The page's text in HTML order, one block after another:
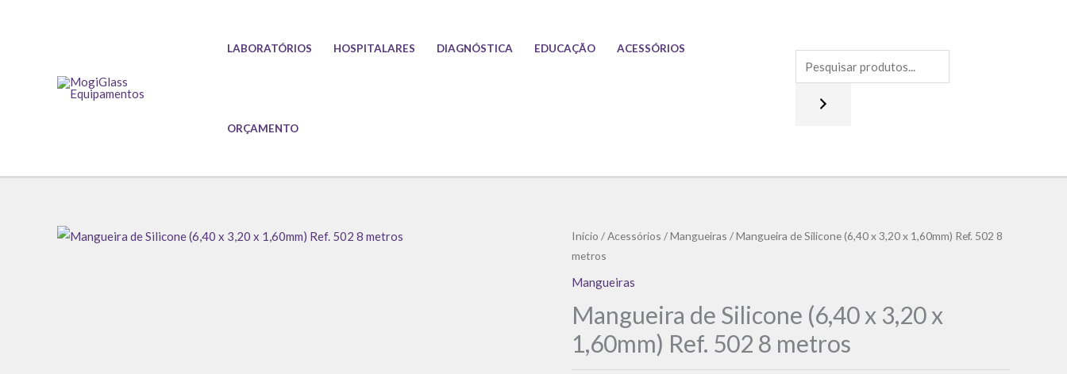
LABORATÓRIOS HOSPITALARES DIAGNÓSTICA EDUCAÇÃO ACESSÓRIOS
ORÇAMENTO
Início /Acessórios /Mangueiras / Mangueira de Silicone (6,40 x 3,20 x 1,60mm) Ref. 502 8
metros
Mangueiras
Mangueira de Silicone (6,40 x 3,20 x
1,60mm) Ref. 502 8 metros